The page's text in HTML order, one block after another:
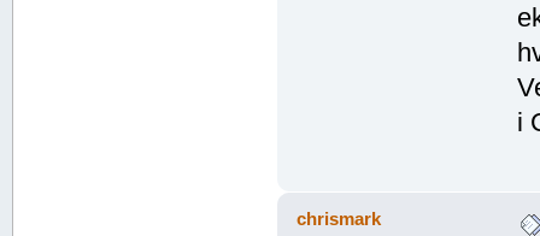
i
chrismark